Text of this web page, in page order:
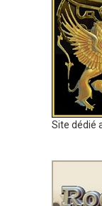
Site dédié